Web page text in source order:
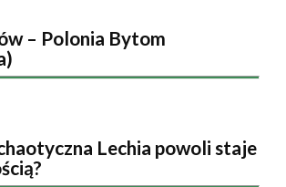
– Polonia Bytom
Lechia powoli staje